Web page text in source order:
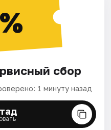
сбор
1 минуту назад